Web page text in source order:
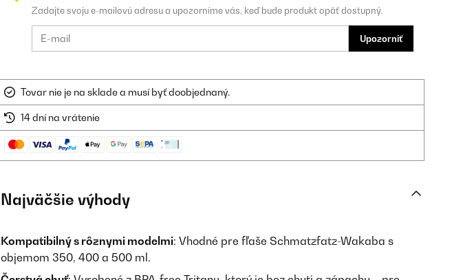
Zadajte svoju e-mailovú adresu a upozorníme vás, keď bude produkt opäť dostupný.
Upozorniť
Tovar nie je na sklade a musí byť doobjednaný.
14 dní na vrátenie
Najväčšie výhody
Kompatibilný s rôznymi modelmi: Vhodné pre fľaše Schmatzfatz-Wakaba s
objemom 350, 400 a 500 ml.